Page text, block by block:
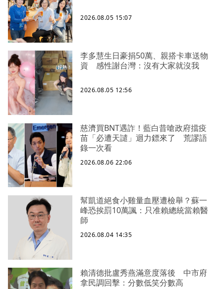
2026.08.05 15:07
李多慧生日豪捐50萬、親搭卡車送物
資 感性謝台灣：沒有大家就沒我
2026.08.05 12:56
慈濟買BNT遇詐！藍白昔嗆政府擋疫
苗「必遭天譴」迴力鏢來了 荒謬語
錄一次看
2026.08.06 22:06
幫凱道絕食小雞量血壓遭檢舉？蘇一
峰恐挨罰10萬諷：只准賴總統當賴醫
師
2026.08.04 14:35
賴清德批盧秀燕滿意度落後 中市府
拿民調回擊：分數低笑分數高